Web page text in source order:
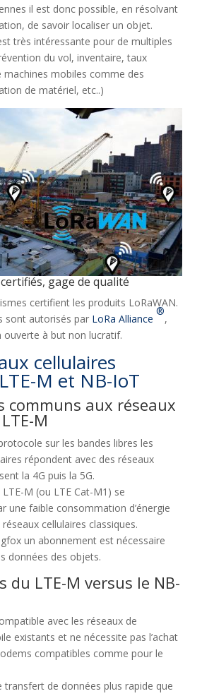
il est donc possible, en résolvant
de savoir localiser un objet.
très intéressante pour de multiples
du vol, inventaire, taux
machines mobiles comme des
de matériel, etc..)
gage de qualité
certifient les produits LoRaWAN.
sont autorisés par LoRa Alliance
®
,
ouverte à but non lucratif.
cellulaires
M et NB-IoT
communs aux réseaux
M
sur les bandes libres les
répondent avec des réseaux
la 4G puis la 5G.
M (ou LTE Cat-M1) se
une faible consommation d’énergie
cellulaires classiques.
un abonnement est nécessaire
données des objets.
du LTE-M versus le NB-
avec les réseaux de
existants et ne nécessite pas l’achat
compatibles comme pour le
transfert de données plus rapide que